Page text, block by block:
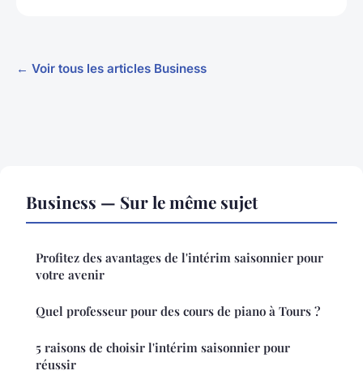
← Voir tous les articles Business
Business — Sur le même sujet
Profitez des avantages de l'intérim saisonnier pour
votre avenir
Quel professeur pour des cours de piano à Tours ?
5 raisons de choisir l'intérim saisonnier pour
réussir